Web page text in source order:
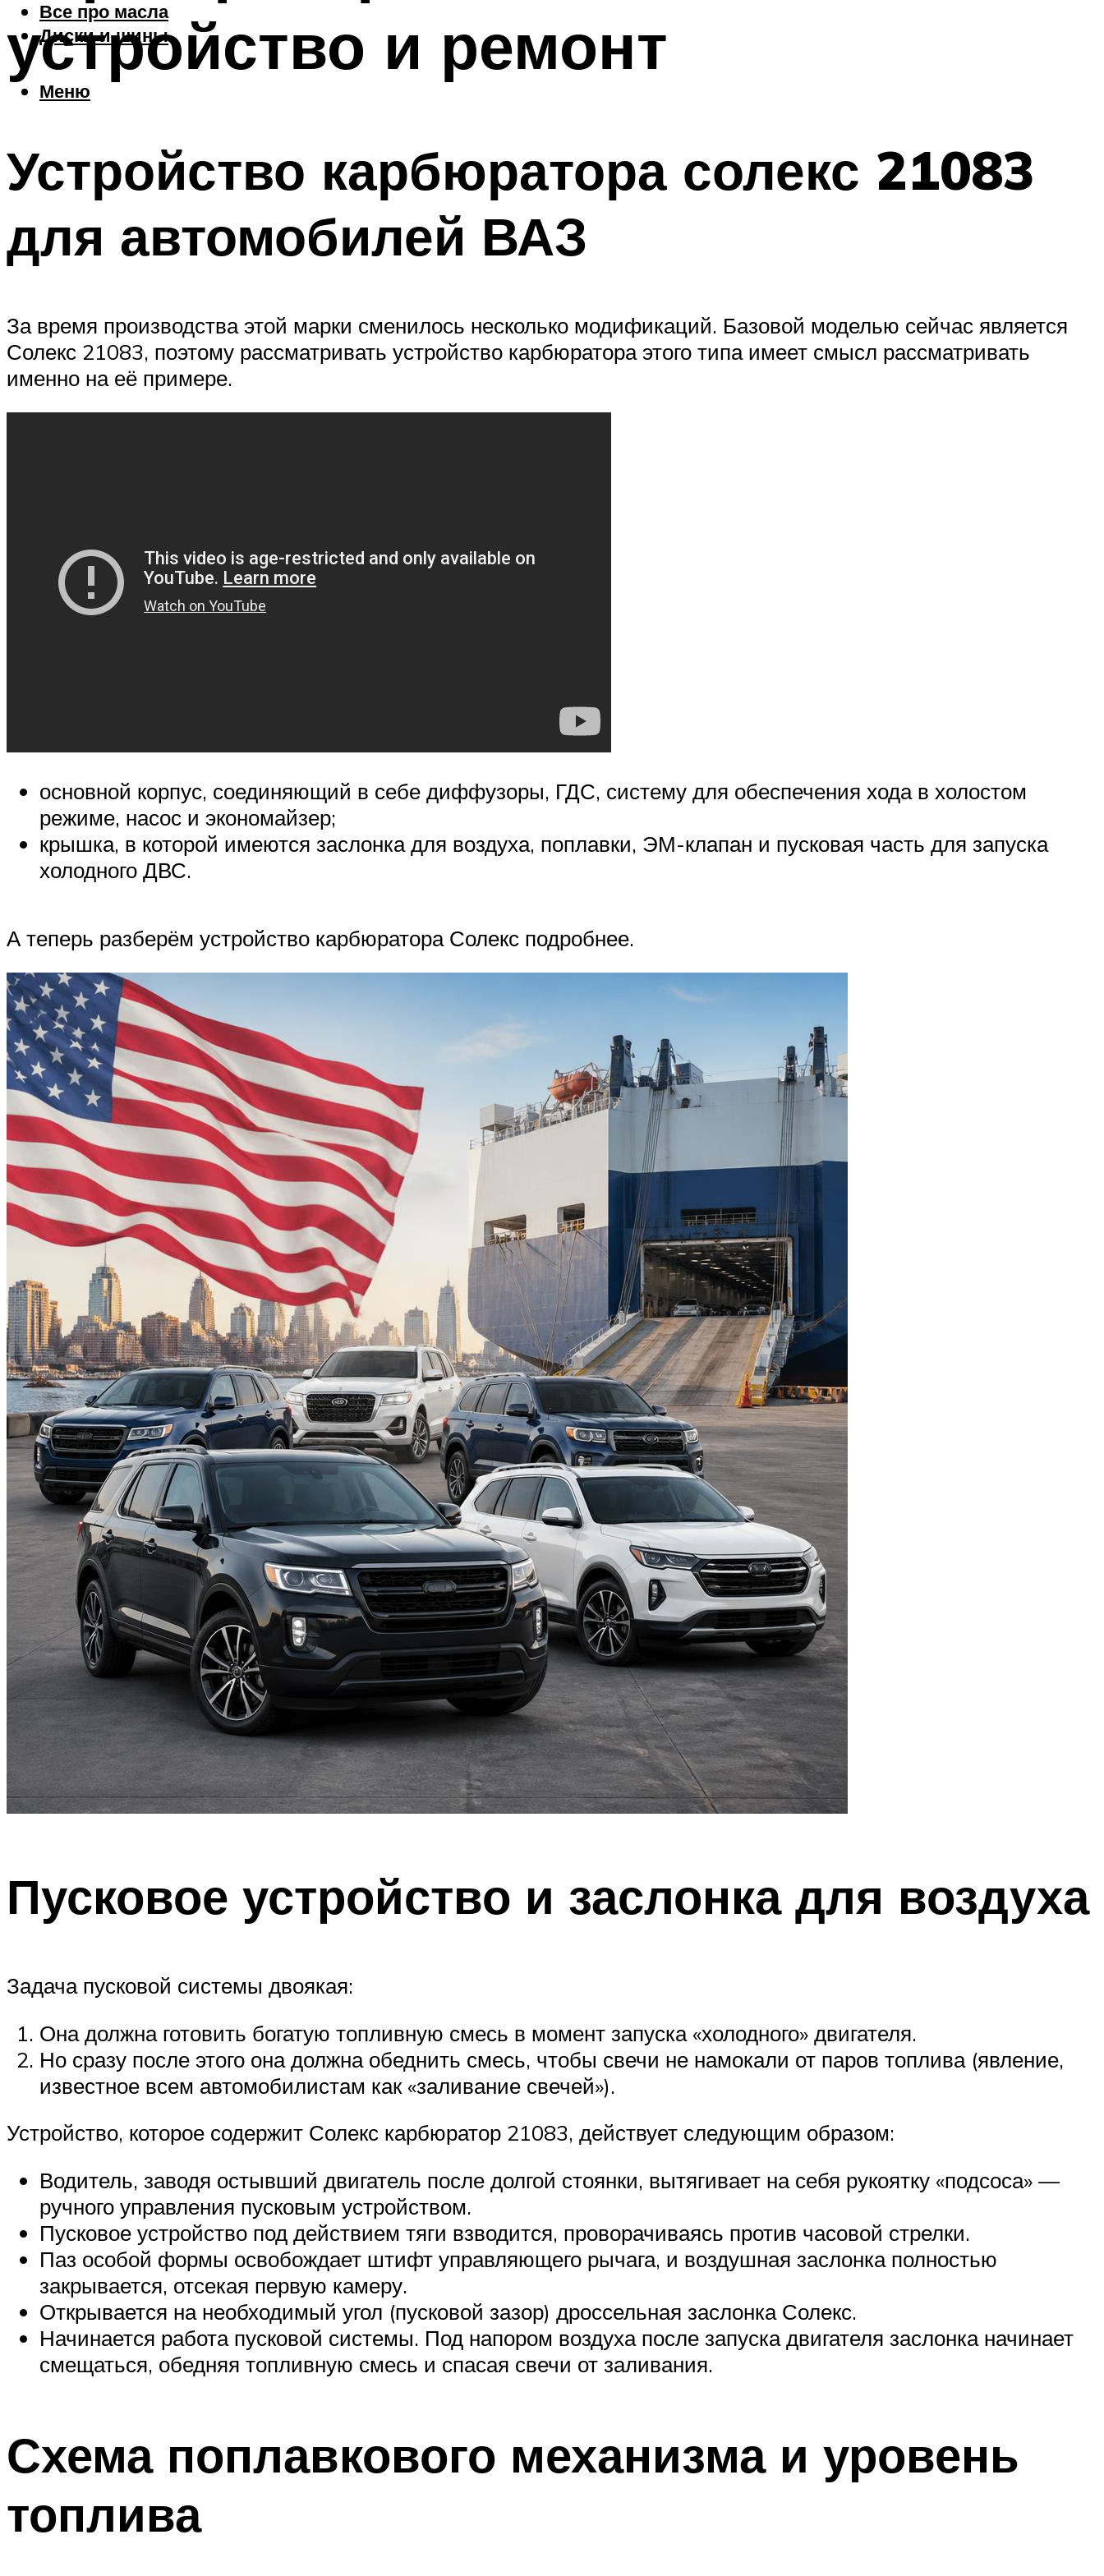
Все про масла
Диски и шины
Меню
устройство и ремонт
Устройство карбюратора солекс 21083
для автомобилей ВАЗ
За время производства этой марки сменилось несколько модификаций. Базовой моделью сейчас является
Солекс 21083, поэтому рассматривать устройство карбюратора этого типа имеет смысл рассматривать
именно на её примере.
основной корпус, соединяющий в себе диффузоры, ГДС, систему для обеспечения хода в холостом
режиме, насос и экономайзер;
крышка, в которой имеются заслонка для воздуха, поплавки, ЭМ-клапан и пусковая часть для запуска
холодного ДВС.
А теперь разберём устройство карбюратора Солекс подробнее.
Пусковое устройство и заслонка для воздуха
Задача пусковой системы двоякая:
Она должна готовить богатую топливную смесь в момент запуска «холодного» двигателя.
Но сразу после этого она должна обеднить смесь, чтобы свечи не намокали от паров топлива (явление,
известное всем автомобилистам как «заливание свечей»).
Устройство, которое содержит Солекс карбюратор 21083, действует следующим образом:
Водитель, заводя остывший двигатель после долгой стоянки, вытягивает на себя рукоятку «подсоса» —
ручного управления пусковым устройством.
Пусковое устройство под действием тяги взводится, проворачиваясь против часовой стрелки.
Паз особой формы освобождает штифт управляющего рычага, и воздушная заслонка полностью
закрывается, отсекая первую камеру.
Открывается на необходимый угол (пусковой зазор) дроссельная заслонка Солекс.
Начинается работа пусковой системы. Под напором воздуха после запуска двигателя заслонка начинает
смещаться, обедняя топливную смесь и спасая свечи от заливания.
Схема поплавкового механизма и уровень
топлива